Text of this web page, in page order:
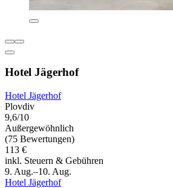
Hotel Jägerhof
Hotel Jägerhof
Plovdiv
9,6/10
Außergewöhnlich
(75 Bewertungen)
113 €
inkl. Steuern & Gebühren
9. Aug.–10. Aug.
Hotel Jägerhof